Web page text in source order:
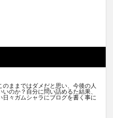
ままではダメだと思い、今後の人
のか？自分に問い詰めるた結果、
日々ガムシャラにブログを書く事に